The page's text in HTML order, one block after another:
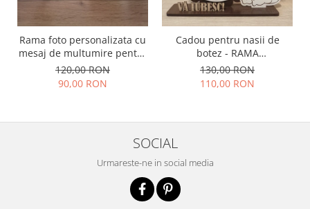
Rama foto personalizata cu
mesaj de multumire pentru
nasii de botez | Cadou
emotional pentru nasi
120,00 RON
90,00 RON
Cadou pentru nasii de
botez - RAMA
PERONALIZATA BOTEZ
130,00 RON
110,00 RON
SOCIAL
Urmareste-ne in social media